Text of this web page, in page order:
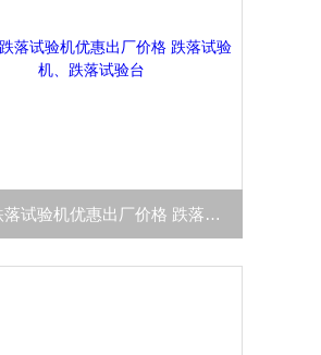
单翼跌落试验机优惠出厂价格 跌落试验机、跌落试验台